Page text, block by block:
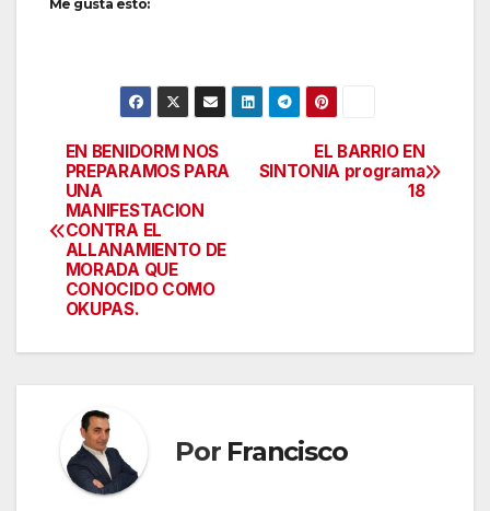
Me gusta esto:
Navegación
de
entradas
EL BARRIO EN
SINTONIA programa
18
EN BENIDORM NOS
PREPARAMOS PARA
UNA
MANIFESTACION
CONTRA EL
ALLANAMIENTO DE
MORADA QUE
CONOCIDO COMO
OKUPAS.
Por Francisco